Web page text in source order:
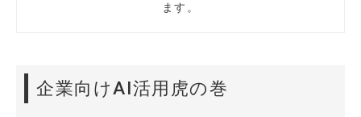
ます。
企業向けAI活用虎の巻